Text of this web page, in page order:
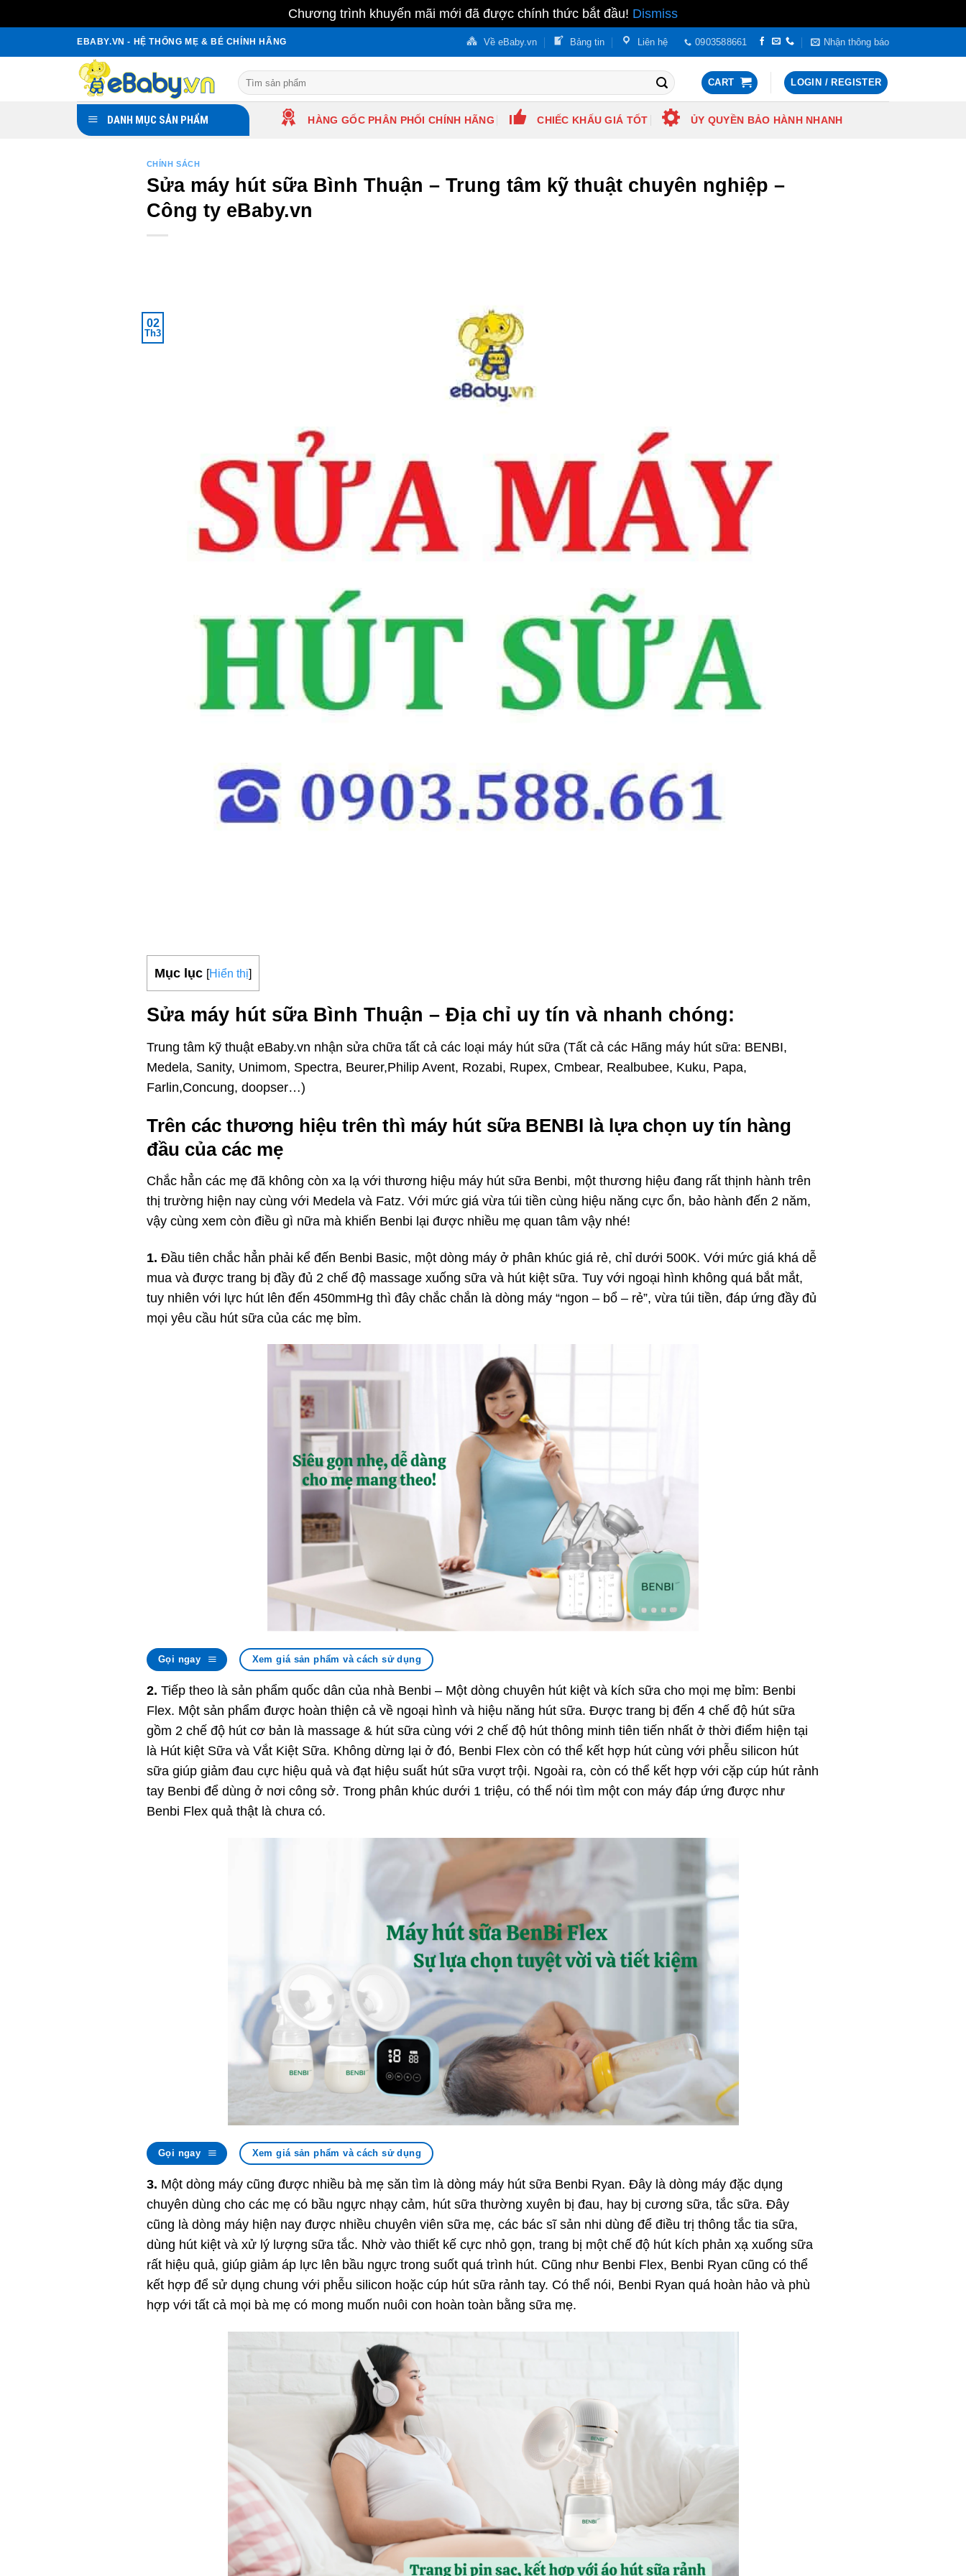
Chương trình khuyến mãi mới đã được chính thức bắt đầu! Dismiss
EBABY.VN - HỆ THỐNG MẸ & BÉ CHÍNH HÃNG Về eBaby.vn Bảng tin Liên hệ 0903588661 Nhận thông báo
Search
for:
CART LOGIN / REGISTER
DANH MỤC SẢN PHẨM HÀNG GỐC PHÂN PHỐI CHÍNH HÃNG CHIẾC KHẤU GIÁ TỐT ỦY QUYỀN BẢO HÀNH NHANH
CHÍNH SÁCH
Sửa máy hút sữa Bình Thuận – Trung tâm kỹ thuật chuyên nghiệp –
Công ty eBaby.vn
02
Th3
Mục lục [Hiển thị]
Sửa máy hút sữa Bình Thuận – Địa chỉ uy tín và nhanh chóng:
Trung tâm kỹ thuật eBaby.vn nhận sửa chữa tất cả các loại máy hút sữa (Tất cả các Hãng máy hút sữa: BENBI,
Medela, Sanity, Unimom, Spectra, Beurer,Philip Avent, Rozabi, Rupex, Cmbear, Realbubee, Kuku, Papa,
Farlin,Concung, doopser…)
Trên các thương hiệu trên thì máy hút sữa BENBI là lựa chọn uy tín hàng
đầu của các mẹ
Chắc hẳn các mẹ đã không còn xa lạ với thương hiệu máy hút sữa Benbi, một thương hiệu đang rất thịnh hành trên
thị trường hiện nay cùng với Medela và Fatz. Với mức giá vừa túi tiền cùng hiệu năng cực ổn, bảo hành đến 2 năm,
vậy cùng xem còn điều gì nữa mà khiến Benbi lại được nhiều mẹ quan tâm vậy nhé!
1. Đầu tiên chắc hẳn phải kể đến Benbi Basic, một dòng máy ở phân khúc giá rẻ, chỉ dưới 500K. Với mức giá khá dễ
mua và được trang bị đầy đủ 2 chế độ massage xuống sữa và hút kiệt sữa. Tuy với ngoại hình không quá bắt mắt,
tuy nhiên với lực hút lên đến 450mmHg thì đây chắc chắn là dòng máy “ngon – bổ – rẻ”, vừa túi tiền, đáp ứng đầy đủ
mọi yêu cầu hút sữa của các mẹ bỉm.
Gọi ngay Xem giá sản phẩm và cách sử dụng
2. Tiếp theo là sản phẩm quốc dân của nhà Benbi – Một dòng chuyên hút kiệt và kích sữa cho mọi mẹ bỉm: Benbi
Flex. Một sản phẩm được hoàn thiện cả về ngoại hình và hiệu năng hút sữa. Được trang bị đến 4 chế độ hút sữa
gồm 2 chế độ hút cơ bản là massage & hút sữa cùng với 2 chế độ hút thông minh tiên tiến nhất ở thời điểm hiện tại
là Hút kiệt Sữa và Vắt Kiệt Sữa. Không dừng lại ở đó, Benbi Flex còn có thể kết hợp hút cùng với phễu silicon hút
sữa giúp giảm đau cực hiệu quả và đạt hiệu suất hút sữa vượt trội. Ngoài ra, còn có thể kết hợp với cặp cúp hút rảnh
tay Benbi để dùng ở nơi công sở. Trong phân khúc dưới 1 triệu, có thể nói tìm một con máy đáp ứng được như
Benbi Flex quả thật là chưa có.
Gọi ngay Xem giá sản phẩm và cách sử dụng
3. Một dòng máy cũng được nhiều bà mẹ săn tìm là dòng máy hút sữa Benbi Ryan. Đây là dòng máy đặc dụng
chuyên dùng cho các mẹ có bầu ngực nhạy cảm, hút sữa thường xuyên bị đau, hay bị cương sữa, tắc sữa. Đây
cũng là dòng máy hiện nay được nhiều chuyên viên sữa mẹ, các bác sĩ sản nhi dùng để điều trị thông tắc tia sữa,
dùng hút kiệt và xử lý lượng sữa tắc. Nhờ vào thiết kế cực nhỏ gọn, trang bị một chế độ hút kích phản xạ xuống sữa
rất hiệu quả, giúp giảm áp lực lên bầu ngực trong suốt quá trình hút. Cũng như Benbi Flex, Benbi Ryan cũng có thể
kết hợp để sử dụng chung với phễu silicon hoặc cúp hút sữa rảnh tay. Có thể nói, Benbi Ryan quá hoàn hảo và phù
hợp với tất cả mọi bà mẹ có mong muốn nuôi con hoàn toàn bằng sữa mẹ.